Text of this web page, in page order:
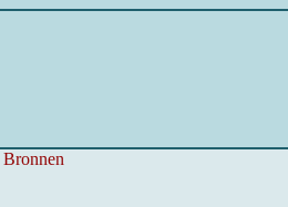
Bronnen